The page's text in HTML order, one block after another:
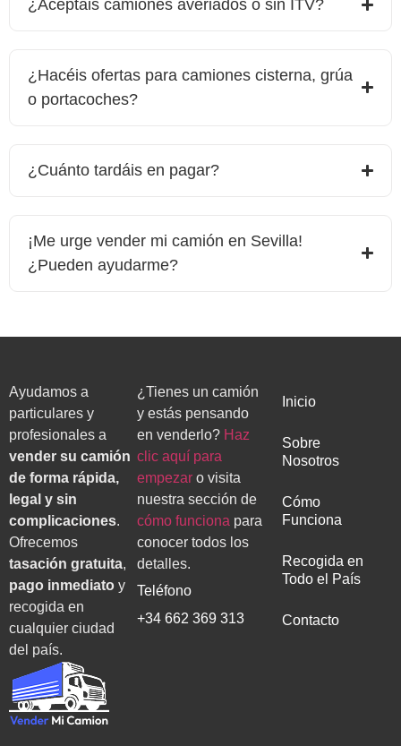
¿Aceptáis camiones averiados o sin ITV?
¿Hacéis ofertas para camiones cisterna, grúa
o portacoches?
¿Cuánto tardáis en pagar?
¡Me urge vender mi camión en Sevilla!
¿Pueden ayudarme?
Ayudamos a
particulares y
profesionales a
vender su camión
de forma rápida,
legal y sin
complicaciones.
Ofrecemos
tasación gratuita,
pago inmediato y
recogida en
cualquier ciudad
del país.
¿Tienes un camión
y estás pensando
en venderlo? Haz
clic aquí para
empezaro visita
nuestra sección de
cómo funciona para
conocer todos los
detalles.
Teléfono
+34 662 369 313
Inicio
Sobre
Nosotros
Cómo
Funciona
Recogida en
Todo el País
Contacto